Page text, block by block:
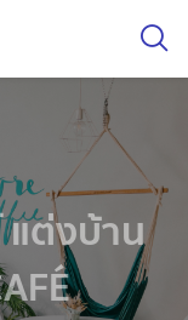
แต่งบ้าน